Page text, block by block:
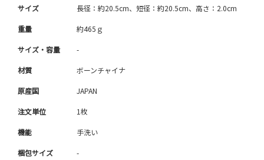
サイズ 長径：約20.5cm、短径：約20.5cm、高さ：2.0cm
重量 約465ｇ
サイズ・容量 -
材質 ボーンチャイナ
原産国 JAPAN
注文単位 1枚
機能 手洗い
梱包サイズ -